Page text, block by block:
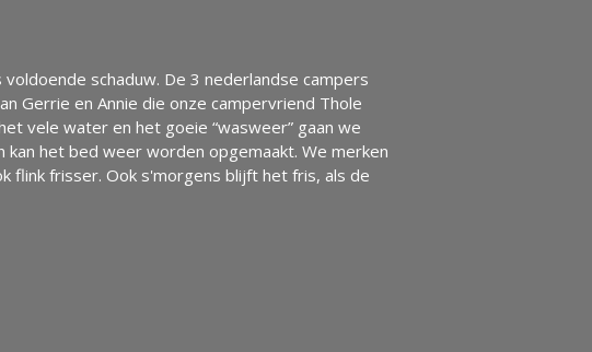
schaduw. De 3 nederlandse campers
Gerrie en Annie die onze campervriend Thole
vele water en het goeie “wasweer” gaan we
het bed weer worden opgemaakt. We merken
flink frisser. Ook s'morgens blijft het fris, als de